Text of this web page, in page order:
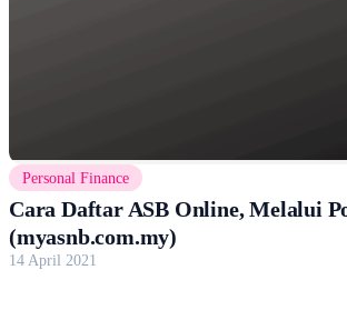
Personal Finance
Cara Daftar ASB Online, Melalui
(myasnb.com.my)
14 April 2021